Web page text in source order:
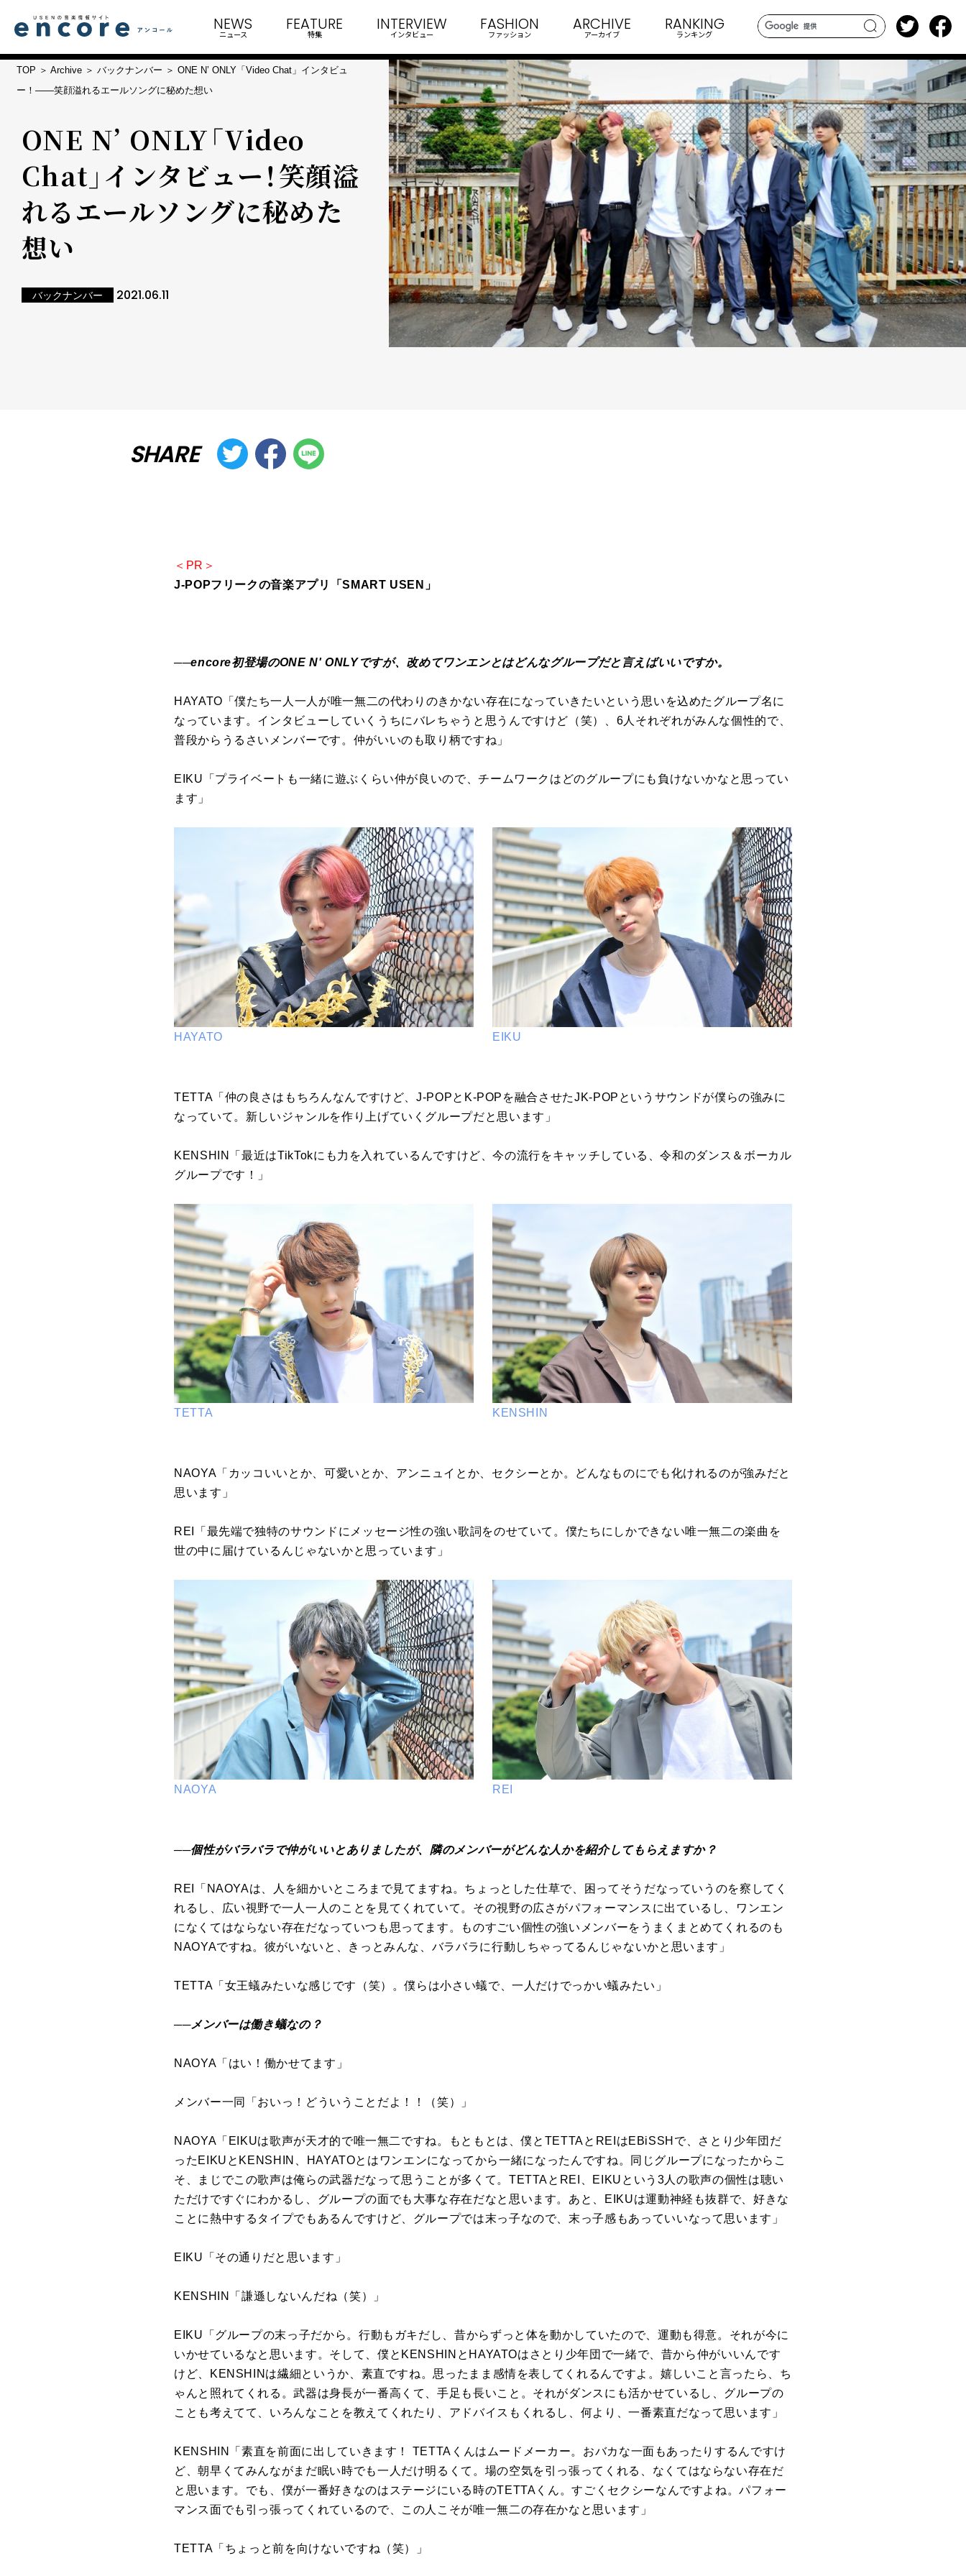
search
NEWS
ニュース
FEATURE
特集
INTERVIEW
インタビュー
FASHION
ファッション
ARCHIVE
アーカイブ
RANKING
ランキング
TOP Archive バックナンバー
ONE N’ ONLY「Video Chat」インタビュ
ー！――笑顔溢れるエールソングに秘めた想い
ONE N’ ONLY「Video
Chat」インタビュー！――笑顔溢
れるエールソングに秘めた
想い
バックナンバー 2021.06.11
SHARE
＜PR＞
J-POPフリークの音楽アプリ「SMART USEN」
──encore初登場のONE N' ONLYですが、改めてワンエンとはどんなグループだと言えばいいですか。
HAYATO「僕たち一人一人が唯一無二の代わりのきかない存在になっていきたいという思いを込めたグループ名に
なっています。インタビューしていくうちにバレちゃうと思うんですけど（笑）、6人それぞれがみんな個性的で、
普段からうるさいメンバーです。仲がいいのも取り柄ですね」
EIKU「プライベートも一緒に遊ぶくらい仲が良いので、チームワークはどのグループにも負けないかなと思ってい
ます」
HAYATO EIKU
TETTA「仲の良さはもちろんなんですけど、J-POPとK-POPを融合させたJK-POPというサウンドが僕らの強みに
なっていて。新しいジャンルを作り上げていくグループだと思います」
KENSHIN「最近はTikTokにも力を入れているんですけど、今の流行をキャッチしている、令和のダンス＆ボーカル
グループです！」
TETTA KENSHIN
NAOYA「カッコいいとか、可愛いとか、アンニュイとか、セクシーとか。どんなものにでも化けれるのが強みだと
思います」
REI「最先端で独特のサウンドにメッセージ性の強い歌詞をのせていて。僕たちにしかできない唯一無二の楽曲を
世の中に届けているんじゃないかと思っています」
NAOYA REI
──個性がバラバラで仲がいいとありましたが、隣のメンバーがどんな人かを紹介してもらえますか？
REI「NAOYAは、人を細かいところまで見てますね。ちょっとした仕草で、困ってそうだなっていうのを察してく
れるし、広い視野で一人一人のことを見てくれていて。その視野の広さがパフォーマンスに出ているし、ワンエン
になくてはならない存在だなっていつも思ってます。ものすごい個性の強いメンバーをうまくまとめてくれるのも
NAOYAですね。彼がいないと、きっとみんな、バラバラに行動しちゃってるんじゃないかと思います」
TETTA「女王蟻みたいな感じです（笑）。僕らは小さい蟻で、一人だけでっかい蟻みたい」
──メンバーは働き蟻なの？
NAOYA「はい！働かせてます」
メンバー一同「おいっ！どういうことだよ！！（笑）」
NAOYA「EIKUは歌声が天才的で唯一無二ですね。もともとは、僕とTETTAとREIはEBiSSHで、さとり少年団だ
ったEIKUとKENSHIN、HAYATOとはワンエンになってから一緒になったんですね。同じグループになったからこ
そ、まじでこの歌声は俺らの武器だなって思うことが多くて。TETTAとREI、EIKUという3人の歌声の個性は聴い
ただけですぐにわかるし、グループの面でも大事な存在だなと思います。あと、EIKUは運動神経も抜群で、好きな
ことに熱中するタイプでもあるんですけど、グループでは末っ子なので、末っ子感もあっていいなって思います」
EIKU「その通りだと思います」
KENSHIN「謙遜しないんだね（笑）」
EIKU「グループの末っ子だから。行動もガキだし、昔からずっと体を動かしていたので、運動も得意。それが今に
いかせているなと思います。そして、僕とKENSHINとHAYATOはさとり少年団で一緒で、昔から仲がいいんです
けど、KENSHINは繊細というか、素直ですね。思ったまま感情を表してくれるんですよ。嬉しいこと言ったら、ち
ゃんと照れてくれる。武器は身長が一番高くて、手足も長いこと。それがダンスにも活かせているし、グループの
ことも考えてて、いろんなことを教えてくれたり、アドバイスもくれるし、何より、一番素直だなって思います」
KENSHIN「素直を前面に出していきます！ TETTAくんはムードメーカー。おバカな一面もあったりするんですけ
ど、朝早くてみんながまだ眠い時でも一人だけ明るくて。場の空気を引っ張ってくれる、なくてはならない存在だ
と思います。でも、僕が一番好きなのはステージにいる時のTETTAくん。すごくセクシーなんですよね。パフォー
マンス面でも引っ張ってくれているので、この人こそが唯一無二の存在かなと思います」
TETTA「ちょっと前を向けないですね（笑）」